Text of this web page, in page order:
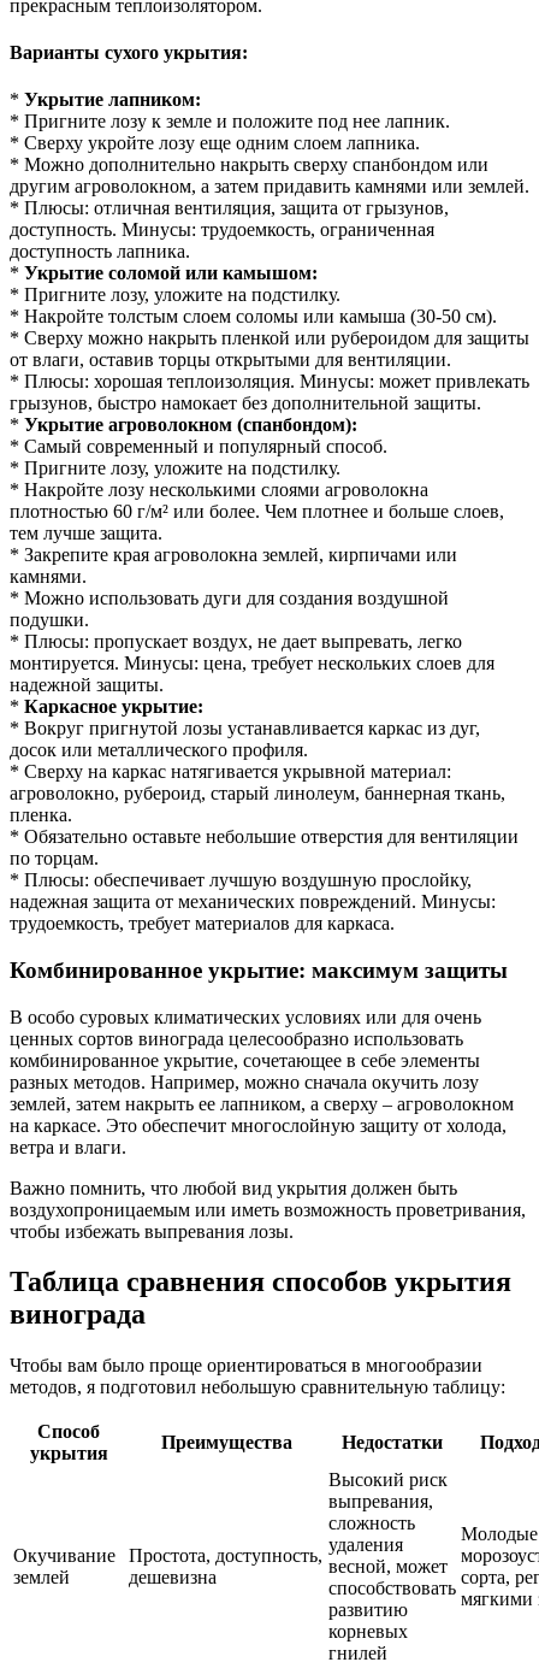
прекрасным теплоизолятором.
Варианты сухого укрытия:
* Укрытие лапником:
* Пригните лозу к земле и положите под нее лапник.
* Сверху укройте лозу еще одним слоем лапника.
* Можно дополнительно накрыть сверху спанбондом или
другим агроволокном, а затем придавить камнями или землей.
* Плюсы: отличная вентиляция, защита от грызунов,
доступность. Минусы: трудоемкость, ограниченная
доступность лапника.
* Укрытие соломой или камышом:
* Пригните лозу, уложите на подстилку.
* Накройте толстым слоем соломы или камыша (30-50 см).
* Сверху можно накрыть пленкой или рубероидом для защиты
от влаги, оставив торцы открытыми для вентиляции.
* Плюсы: хорошая теплоизоляция. Минусы: может привлекать
грызунов, быстро намокает без дополнительной защиты.
* Укрытие агроволокном (спанбондом):
* Самый современный и популярный способ.
* Пригните лозу, уложите на подстилку.
* Накройте лозу несколькими слоями агроволокна
плотностью 60 г/м² или более. Чем плотнее и больше слоев,
тем лучше защита.
* Закрепите края агроволокна землей, кирпичами или
камнями.
* Можно использовать дуги для создания воздушной
подушки.
* Плюсы: пропускает воздух, не дает выпревать, легко
монтируется. Минусы: цена, требует нескольких слоев для
надежной защиты.
* Каркасное укрытие:
* Вокруг пригнутой лозы устанавливается каркас из дуг,
досок или металлического профиля.
* Сверху на каркас натягивается укрывной материал:
агроволокно, рубероид, старый линолеум, баннерная ткань,
пленка.
* Обязательно оставьте небольшие отверстия для вентиляции
по торцам.
* Плюсы: обеспечивает лучшую воздушную прослойку,
надежная защита от механических повреждений. Минусы:
трудоемкость, требует материалов для каркаса.
Комбинированное укрытие: максимум защиты
В особо суровых климатических условиях или для очень
ценных сортов винограда целесообразно использовать
комбинированное укрытие, сочетающее в себе элементы
разных методов. Например, можно сначала окучить лозу
землей, затем накрыть ее лапником, а сверху – агроволокном
на каркасе. Это обеспечит многослойную защиту от холода,
ветра и влаги.
Важно помнить, что любой вид укрытия должен быть
воздухопроницаемым или иметь возможность проветривания,
чтобы избежать выпревания лозы.
Таблица сравнения способов укрытия
винограда
Чтобы вам было проще ориентироваться в многообразии
методов, я подготовил небольшую сравнительную таблицу:
Способ
укрытия
Преимущества Недостатки
Окучивание
землей
Простота, доступность,
дешевизна
Высокий риск
выпревания,
сложность
удаления
весной, может
способствовать
развитию
корневых
гнилей
Молодые
сорта,
мягкими